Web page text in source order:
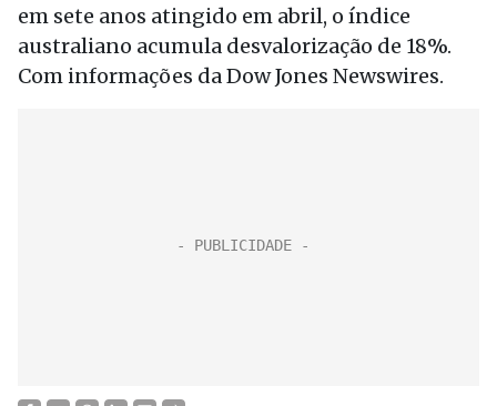
em sete anos atingido em abril, o índice
australiano acumula desvalorização de 18%.
Com informações da Dow Jones Newswires.